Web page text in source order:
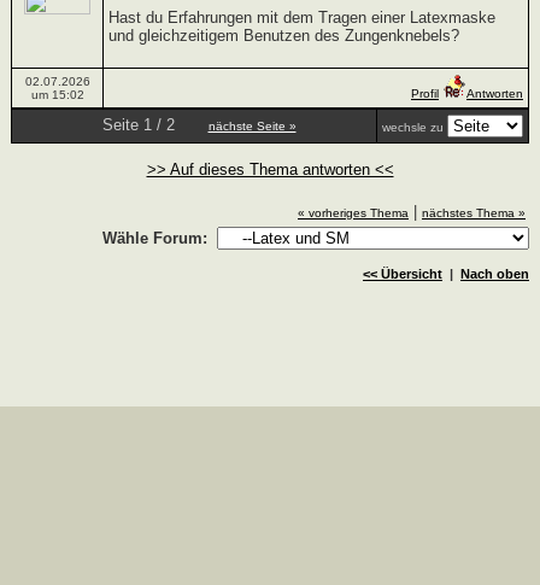
Hast du Erfahrungen mit dem Tragen einer Latexmaske
und gleichzeitigem Benutzen des Zungenknebels?
02.07.2026
um 15:02
Profil Antworten
Seite 1 / 2 nächste Seite » wechsle zu
>> Auf dieses Thema antworten <<
« vorheriges Thema nächstes Thema »
Wähle Forum:
<< Übersicht | Nach oben